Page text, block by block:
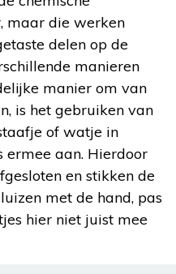
maar die werken
delen op de
manieren
manier om van
is het gebruiken van
of watje in
aan. Hierdoor
en stikken de
met de hand, pas
hier niet juist mee